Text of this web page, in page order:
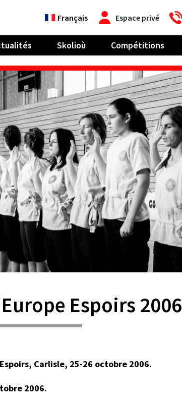
Français Espace privé
Skolioù Compétitions
Espoirs 2006
Carlisle, 25-26 octobre 2006.
2006.